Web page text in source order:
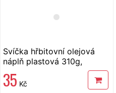
Svíčka hřbitovní olejová
náplň plastová 310g,
35 Kč